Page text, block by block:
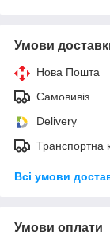
Умови
Нова Пошта
Самовивіз
Delivery
Транспортна
Всі умови
Умови оплати